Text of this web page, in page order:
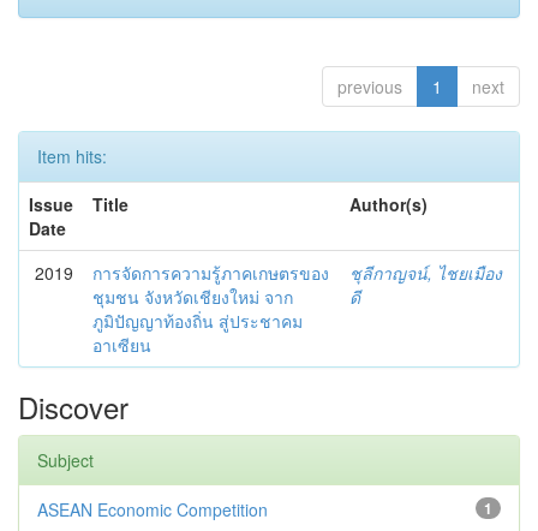
previous 1 next
Item hits:
Issue
Date
Title Author(s)
2019
การจัดการความรู้ภาคเกษตรของ
ชุมชน จังหวัดเชียงใหม่ จาก
ภูมิปัญญาท้องถิ่น สู่ประชาคม
อาเซียน
ชุลีกาญจน์, ไชยเมือง
ดี
Discover
Subject
1
ASEAN Economic Competition